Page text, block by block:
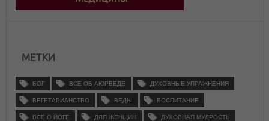
МЕТКИ
БОГ ВСЕ ОБ АЮРВЕДЕ ДУХОВНЫЕ УПРАЖНЕНИЯ
ВЕГЕТАРИАНСТВО ВЕДЫ ВОСПИТАНИЕ
ВСЕ О ЙОГЕ ДЛЯ ЖЕНЩИН ДУХОВНАЯ МУДРОСТЬ